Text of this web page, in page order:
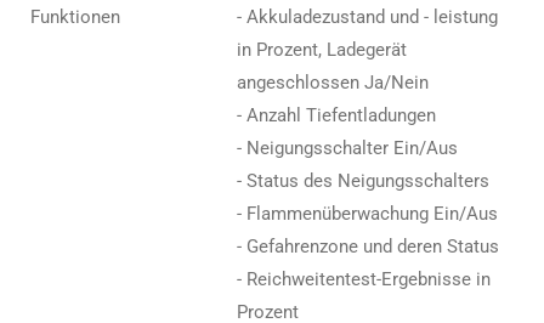
Funktionen
- Akkuladezustand und - leistung
in Prozent, Ladegerät
angeschlossen Ja/Nein
- Anzahl Tiefentladungen
- Neigungsschalter Ein/Aus
- Status des Neigungsschalters
- Flammenüberwachung Ein/Aus
- Gefahrenzone und deren Status
- Reichweitentest-Ergebnisse in
Prozent